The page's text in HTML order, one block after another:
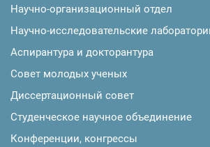
Научно-организационный отдел
Научно-исследовательские
Аспирантура и докторантура
Совет молодых ученых
Диссертационный совет
Студенческое научное объединение
Конференции, конгрессы